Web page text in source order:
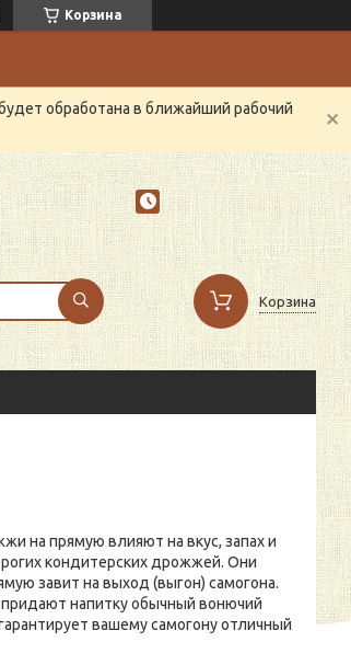
Корзина
обработана в ближайший рабочий
Корзина
на прямую влияют на вкус, запах и
кондитерских дрожжей. Они
завит на выход (выгон) самогона.
напитку обычный вонючий
вашему самогону отличный